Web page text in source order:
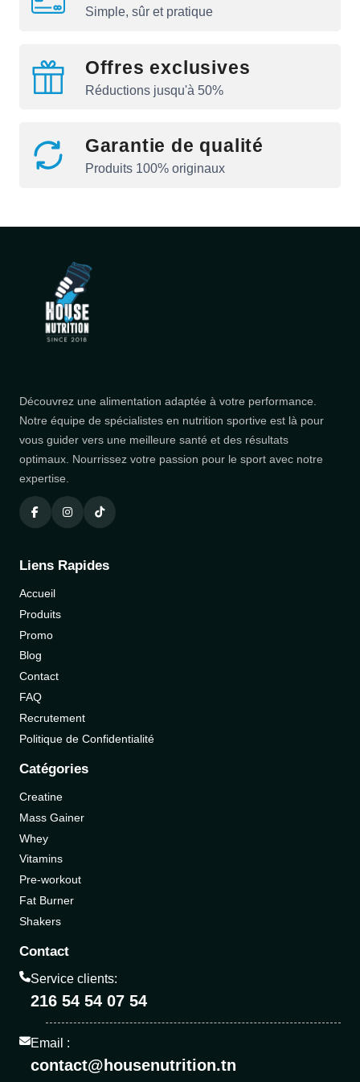
Simple, sûr et pratique
Offres exclusives
Réductions jusqu'à 50%
Garantie de qualité
Produits 100% originaux
Découvrez une alimentation adaptée à votre performance.
Notre équipe de spécialistes en nutrition sportive est là pour
vous guider vers une meilleure santé et des résultats
optimaux. Nourrissez votre passion pour le sport avec notre
expertise.
Liens Rapides
Accueil
Produits
Promo
Blog
Contact
FAQ
Recrutement
Politique de Confidentialité
Catégories
Creatine
Mass Gainer
Whey
Vitamins
Pre-workout
Fat Burner
Shakers
Contact
Service clients:
216 54 54 07 54
Email :
contact@housenutrition.tn